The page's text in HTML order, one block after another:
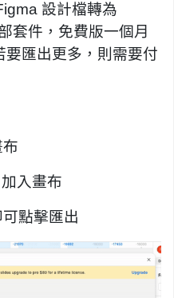
設計檔轉為
套件，免費版一個月
匯出更多，則需要付
入畫布
點擊匯出